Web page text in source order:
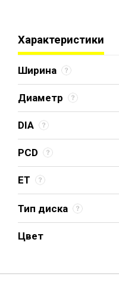
Характеристики
Ширина
Диаметр
DIA
PCD
ET
Тип диска
Цвет